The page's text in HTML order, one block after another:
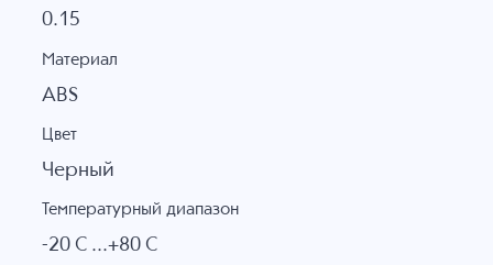
0.15
Материал
ABS
Цвет
Черный
Температурный диапазон
-20 C ...+80 C